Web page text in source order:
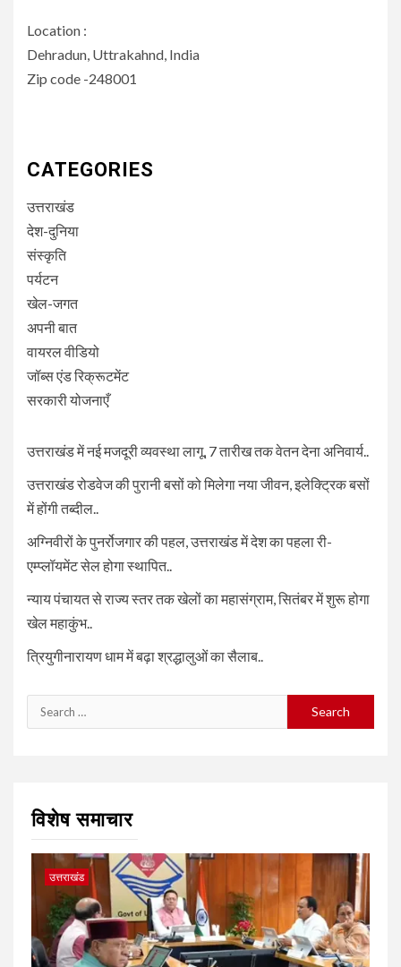
Location :
Dehradun, Uttrakahnd, India
Zip code -248001
CATEGORIES
उत्तराखंड
देश-दुनिया
संस्कृति
पर्यटन
खेल-जगत
अपनी बात
वायरल वीडियो
जॉब्स एंड रिक्रूटमेंट
सरकारी योजनाएँ
उत्तराखंड में नई मजदूरी व्यवस्था लागू, 7 तारीख तक वेतन देना अनिवार्य..
उत्तराखंड रोडवेज की पुरानी बसों को मिलेगा नया जीवन, इलेक्ट्रिक बसों
में होंगी तब्दील..
अग्निवीरों के पुनर्रोजगार की पहल, उत्तराखंड में देश का पहला री-
एम्प्लॉयमेंट सेल होगा स्थापित..
न्याय पंचायत से राज्य स्तर तक खेलों का महासंग्राम, सितंबर में शुरू होगा
खेल महाकुंभ..
त्रियुगीनारायण धाम में बढ़ा श्रद्धालुओं का सैलाब..
Search
for:
विशेष समाचार
उत्तराखंड